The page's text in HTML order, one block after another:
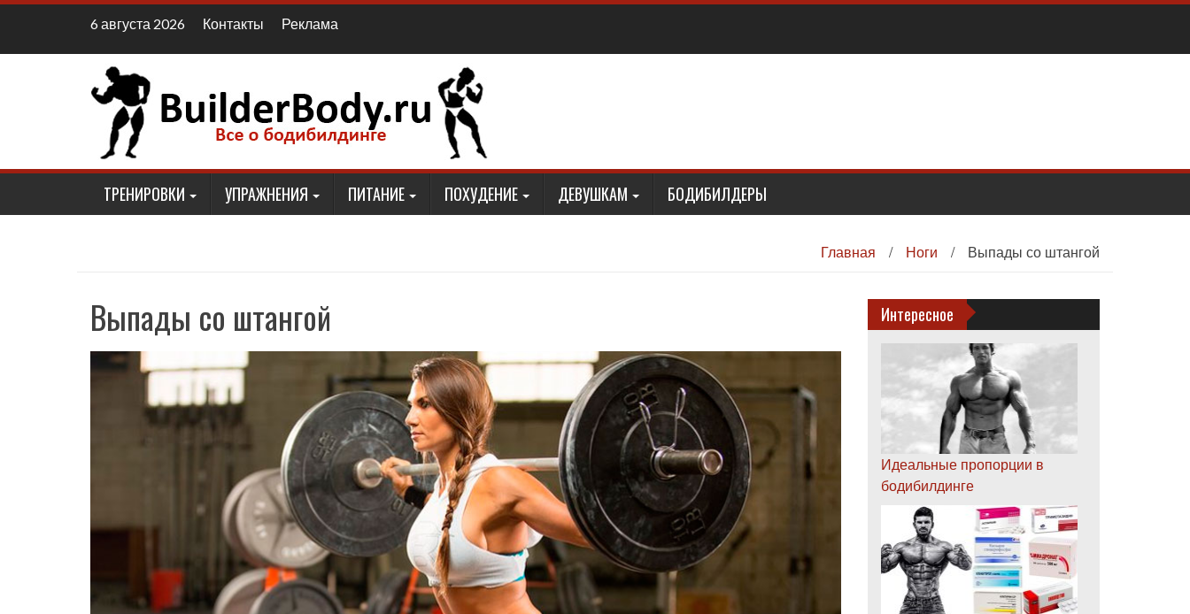
Наверх
6 августа 2026 Контакты Реклама
ТРЕНИРОВКИ УПРАЖНЕНИЯ ПИТАНИЕ ПОХУДЕНИЕ ДЕВУШКАМ БОДИБИЛДЕРЫ
Главная / Ноги / Выпады со штангой
Выпады со штангой Интересное
Идеальные пропорции в
бодибилдинге